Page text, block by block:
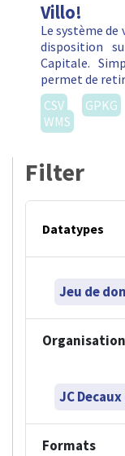
Villo!
Le système
disposition
Capitale.
permet de
CSV
GPKG
WMS
Filter
Datatypes
Jeu de
Organisation
JC
Formats